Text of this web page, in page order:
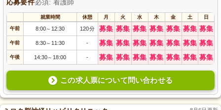
応募要件必須: 看護師
就業時間 休憩 月 火 水 木 金 土 日
午前 8:00～ 12:30 120分 募集 募集 募集 募集 募集 募集 募集
午前 8:30～ 11:30 - 募集 募集 募集 募集 募集 募集 募集
午後 14:30～ 18:00 - 募集 募集 募集 募集 募集 募集 募集
この求人票について問い合わせる